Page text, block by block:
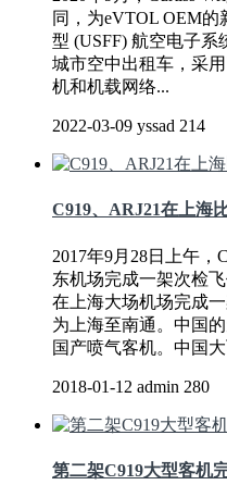
同，为eVTOL OEM
型 (USFF) 航空电子
城市空中出租车，采
机和机载网络...
2022-03-09 yssad 214
C919、ARJ21在上海
2017年9月28日上午，
东机场完成一架次检
在上海大场机场完成
为上海至南通。中国
国产喷气客机。中国
2018-01-12 admin 280
第二架C919大型客机